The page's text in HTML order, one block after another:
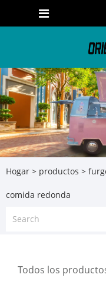
Hogar > productos >
comida redonda
Todos los